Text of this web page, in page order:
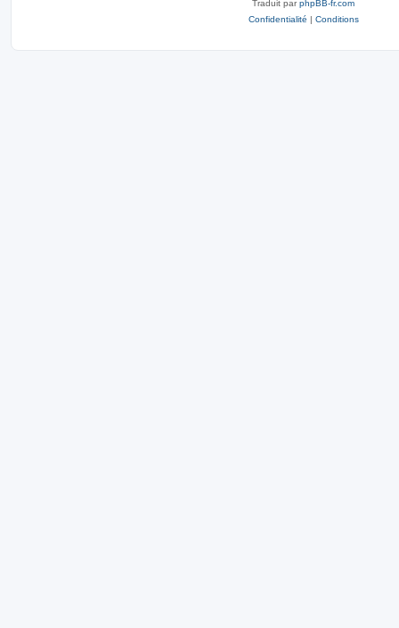
Traduit parphpBB-fr.com
Confidentialité | Conditions